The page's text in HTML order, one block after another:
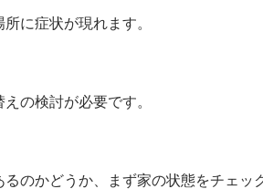
に症状が現れます。
の検討が必要です。
のかどうか、まず家の状態をチェッ